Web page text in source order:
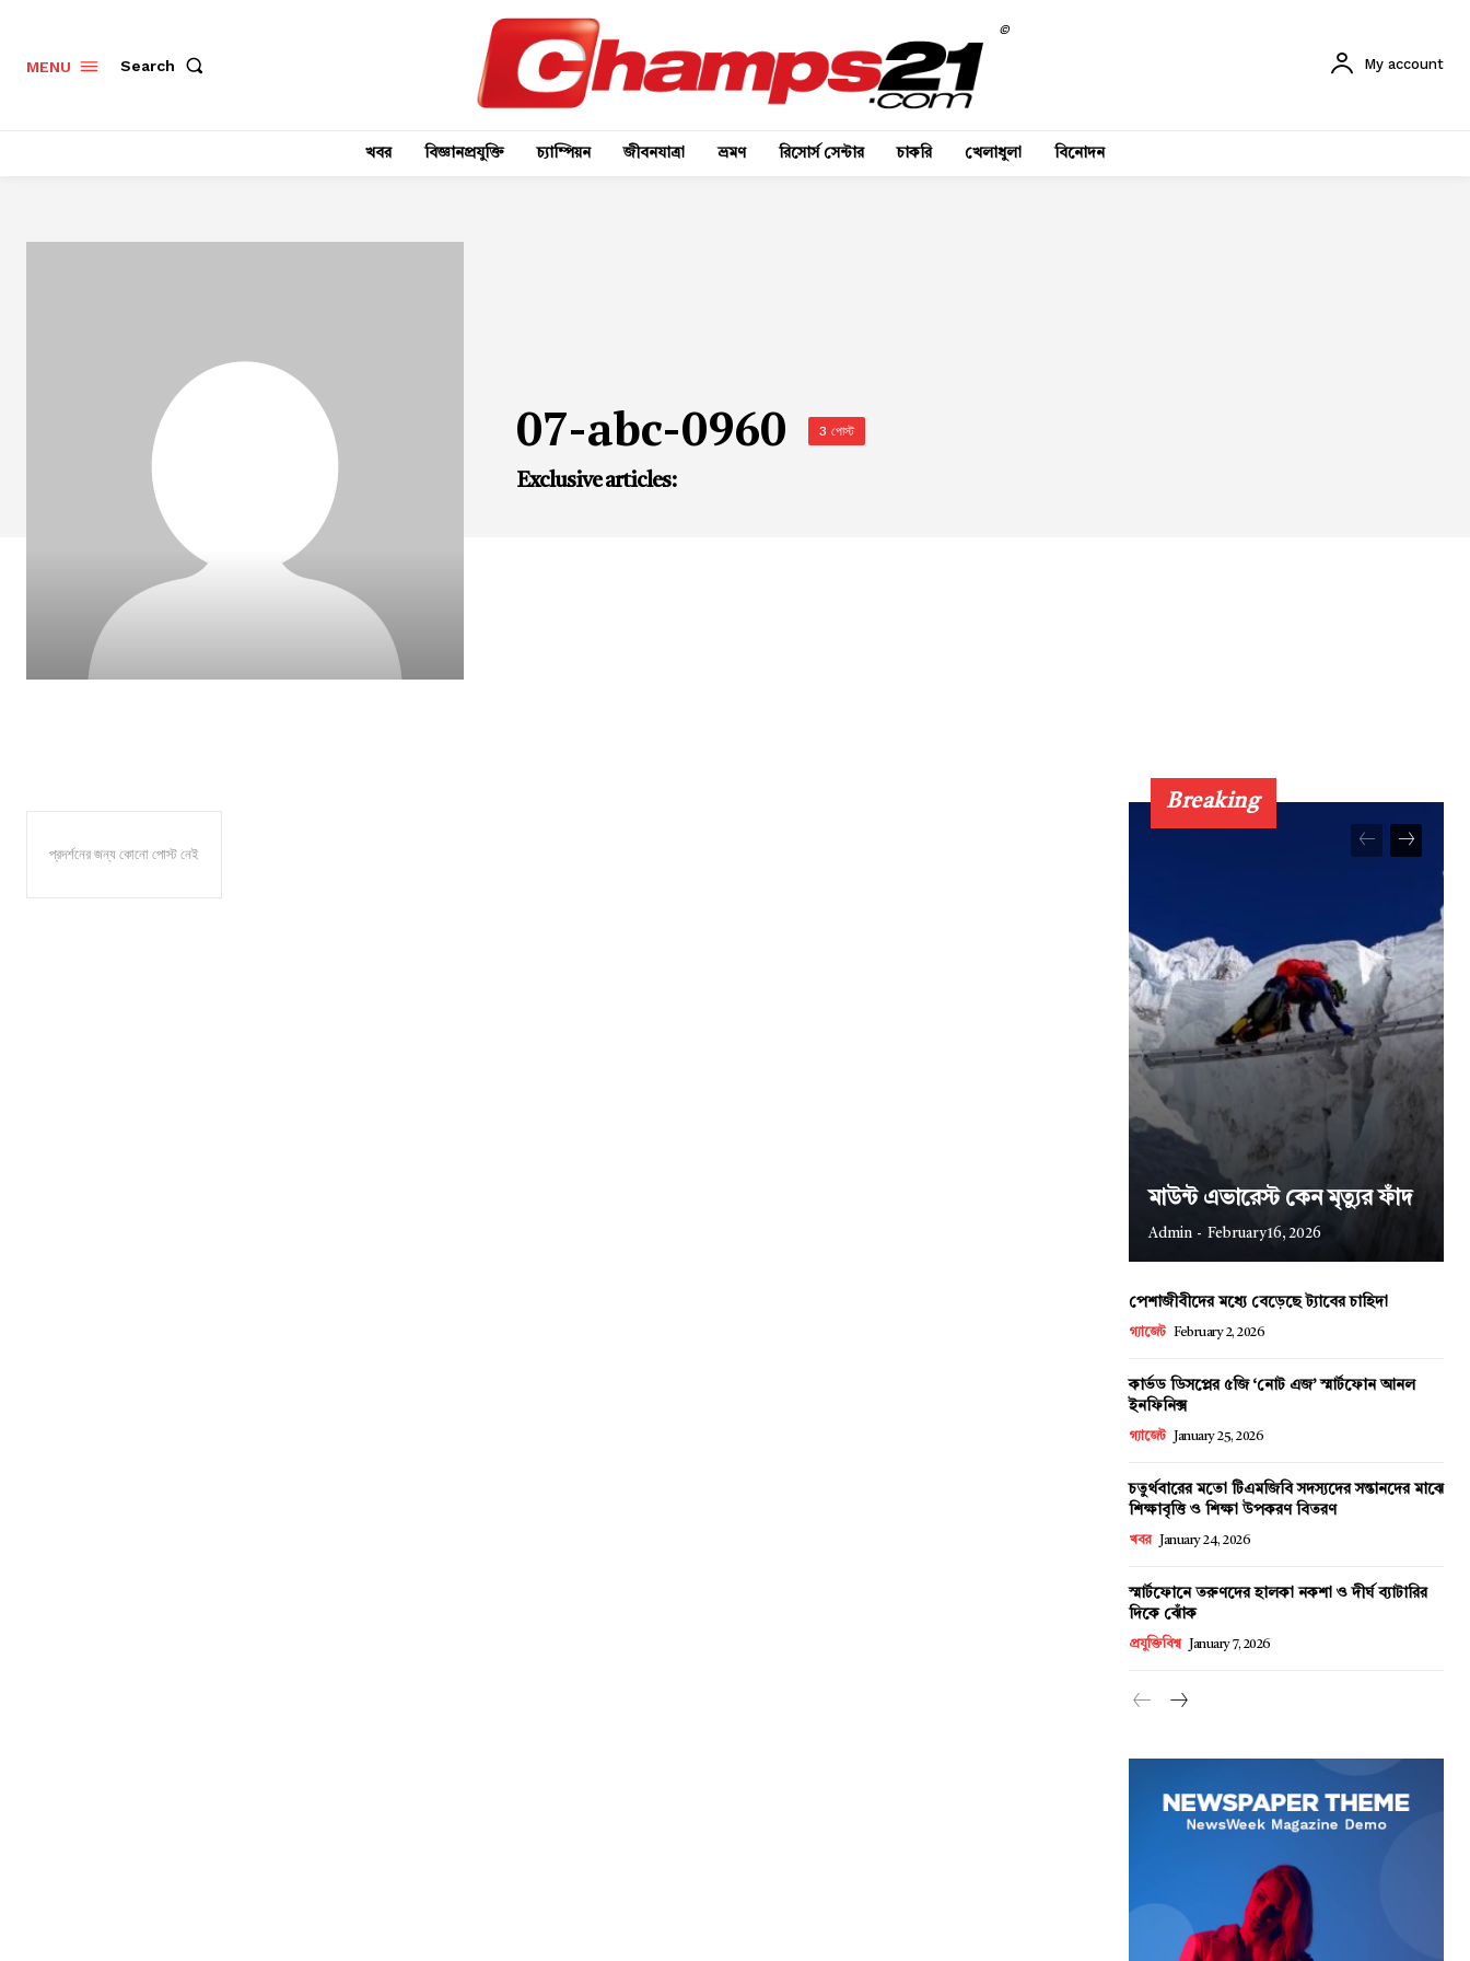
MENU Search
©
My account
খবর বিজ্ঞানপ্রযুক্তি চ্যাম্পিয়ন জীবনযাত্রা ভ্রমণ রিসোর্স সেন্টার চাকরি খেলাধুলা বিনোদন
07-abc-0960 3 পোস্ট
Exclusive articles:
প্রদর্শনের জন্য কোনো পোস্ট নেই
Breaking
মাউন্ট এভারেস্ট কেন মৃত্যুর ফাঁদ
Admin - February 16, 2026
পেশাজীবীদের মধ্যে বেড়েছে ট্যাবের চাহিদা
গ্যাজেট February 2, 2026
কার্ভড ডিসপ্লের ৫জি ‘নোট এজ’ স্মার্টফোন আনল
ইনফিনিক্স
গ্যাজেট January 25, 2026
চতুর্থবারের মতো টিএমজিবি সদস্যদের সন্তানদের মাঝে
শিক্ষাবৃত্তি ও শিক্ষা উপকরণ বিতরণ
খবর January 24, 2026
স্মার্টফোনে তরুণদের হালকা নকশা ও দীর্ঘ ব্যাটারির
দিকে ঝোঁক
প্রযুক্তিবিশ্ব January 7, 2026